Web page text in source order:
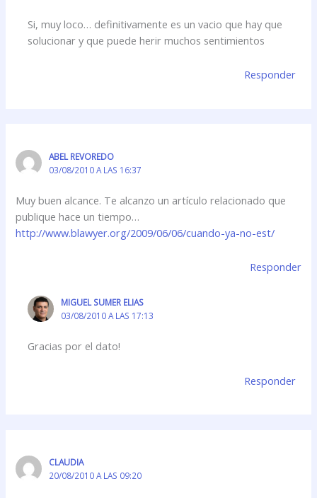
Si, muy loco… definitivamente es un vacio que hay que
solucionar y que puede herir muchos sentimientos
Responder
ABEL REVOREDO
03/08/2010 A LAS 16:37
Muy buen alcance. Te alcanzo un artículo relacionado que
publique hace un tiempo…
http://www.blawyer.org/2009/06/06/cuando-ya-no-est/
Responder
MIGUEL SUMER ELIAS
03/08/2010 A LAS 17:13
Gracias por el dato!
Responder
CLAUDIA
20/08/2010 A LAS 09:20